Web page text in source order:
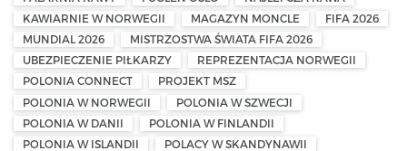
KAWIARNIE W NORWEGII
MAGAZYN MONCLE
FIFA 2026
MUNDIAL 2026
MISTRZOSTWA ŚWIATA FIFA 2026
UBEZPIECZENIE PIŁKARZY
REPREZENTACJA NORWEGII
POLONIA CONNECT
PROJEKT MSZ
POLONIA W NORWEGII
POLONIA W SZWECJI
POLONIA W DANII
POLONIA W FINLANDII
POLONIA W ISLANDII
POLACY W SKANDYNAWII